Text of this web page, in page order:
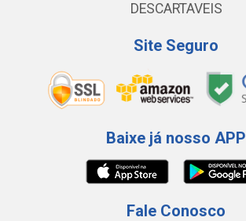
DESCARTAVEIS
Site Seguro
Baixe já nosso APP
Fale Conosco